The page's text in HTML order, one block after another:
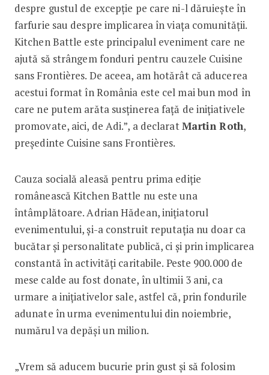
despre gustul de excepție pe care ni-l dăruiește în
farfurie sau despre implicarea în viața comunității.
Kitchen Battle este principalul eveniment care ne
ajută să strângem fonduri pentru cauzele Cuisine
sans Frontières. De aceea, am hotărât că aducerea
acestui format în România este cel mai bun mod în
care ne putem arăta susținerea față de inițiativele
promovate, aici, de Adi.”, a declaratMartin Roth,
președinte Cuisine sans Frontières.
Cauza socială aleasă pentru prima ediție
românească Kitchen Battle nu este una
întâmplătoare. Adrian Hădean, inițiatorul
evenimentului, și-a construit reputația nu doar ca
bucătar și personalitate publică, ci și prin implicarea
constantă în activități caritabile. Peste 900.000 de
mese calde au fost donate, în ultimii 3 ani, ca
urmare a inițiativelor sale, astfel că, prin fondurile
adunate în urma evenimentului din noiembrie,
numărul va depăși un milion.
„Vrem să aducem bucurie prin gust și să folosim